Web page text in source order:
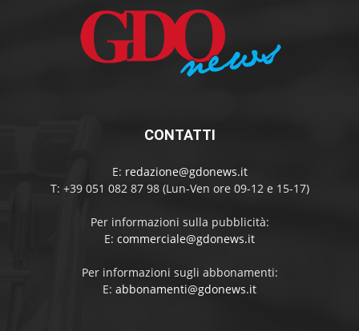
CONTATTI
E: redazione@gdonews.it
T: +39 051 082 87 98 (Lun-Ven ore 09-12 e 15-17)
Per informazioni sulla pubblicità:
E: commerciale@gdonews.it
Per informazioni sugli abbonamenti:
E: abbonamenti@gdonews.it